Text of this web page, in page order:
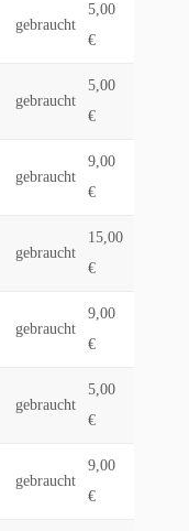
gebraucht
5,00
€
gebraucht
5,00
€
gebraucht
9,00
€
gebraucht
15,00
€
gebraucht
9,00
€
gebraucht
5,00
€
gebraucht
9,00
€